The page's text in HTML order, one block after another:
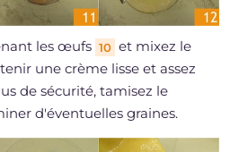
les œufs 10 et mixez le
une crème lisse et assez
de sécurité, tamisez le
d'éventuelles graines.